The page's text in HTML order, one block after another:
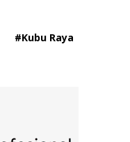
#Kubu Raya